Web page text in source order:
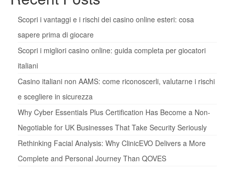
Scopri i vantaggi e i rischi dei casino online esteri: cosa
sapere prima di giocare
Scopri i migliori casino online: guida completa per giocatori
italiani
Casino italiani non AAMS: come riconoscerli, valutarne i rischi
e scegliere in sicurezza
Why Cyber Essentials Plus Certification Has Become a Non-
Negotiable for UK Businesses That Take Security Seriously
Rethinking Facial Analysis: Why ClinicEVO Delivers a More
Complete and Personal Journey Than QOVES